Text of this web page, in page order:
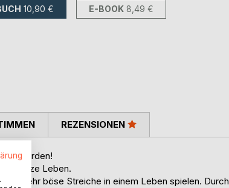
10,90 € E-BOOK 8,49 €
auf Erden!
ganze Leben.
oft sehr böse Streiche in einem Leben spielen. Durch
REZENSIONEN